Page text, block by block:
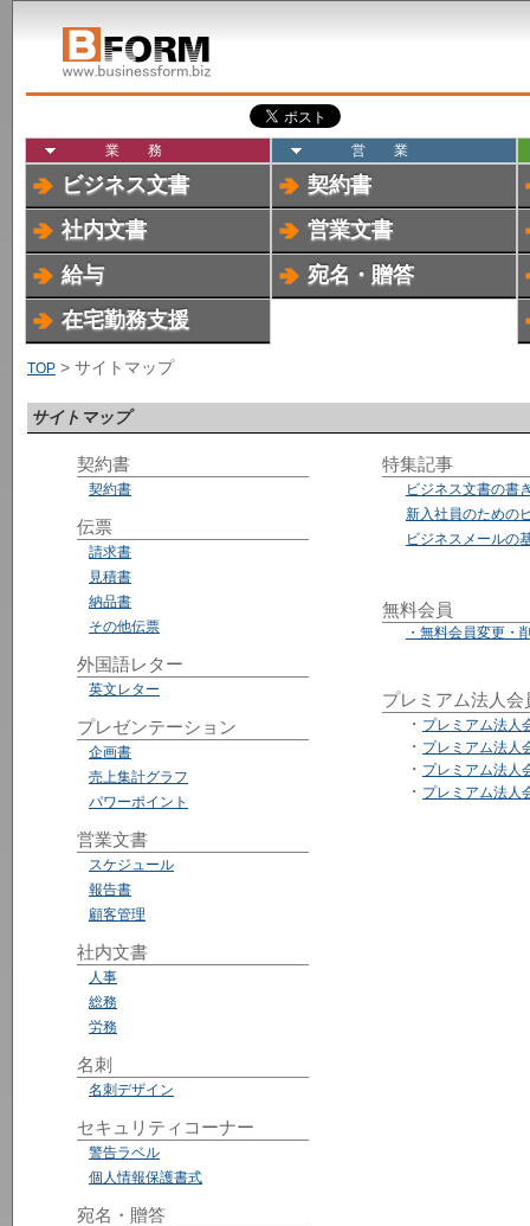
業務
ビジネス文書
社内文書
給与
在宅勤務支援
営業
契約書
営業文書
宛名・贈答
TOP > サイトマップ
サイトマップ
契約書
契約書
伝票
請求書
見積書
納品書
その他伝票
外国語レター
英文レター
プレゼンテーション
企画書
売上集計グラフ
パワーポイント
営業文書
スケジュール
報告書
顧客管理
社内文書
人事
総務
労務
名刺
名刺デザイン
セキュリティコーナー
警告ラベル
個人情報保護書式
宛名・贈答
特集記事
ビジネス文書の書
新入社員のための
ビジネスメールの
無料会員
・無料会員変更・
プレミアム法人会
・ プレミアム法人
・ プレミアム法人
・ プレミアム法人
・ プレミアム法人